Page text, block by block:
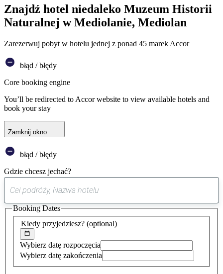
Znajdź hotel niedaleko Muzeum Historii
Naturalnej w Mediolanie, Mediolan
Zarezerwuj pobyt w hotelu jednej z ponad 45 marek Accor
błąd / błędy
Core booking engine
You’ll be redirected to Accor website to view available hotels and
book your stay
Zamknij okno
błąd / błędy
Gdzie chcesz jechać?
sugestia
została
znaleziona
Kiedy przyjedziesz? (optional)
Wybierz datę rozpoczęcia
Wybierz datę zakończenia
Booking Dates